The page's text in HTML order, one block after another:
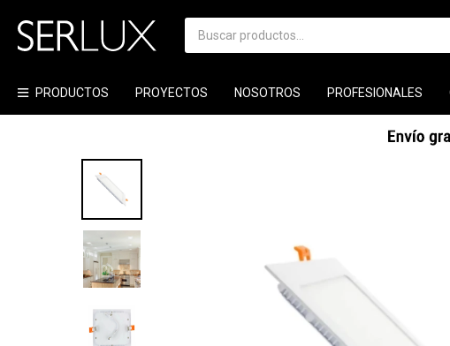
PRODUCTOS PROYECTOS NOSOTROS PROFESIONALES